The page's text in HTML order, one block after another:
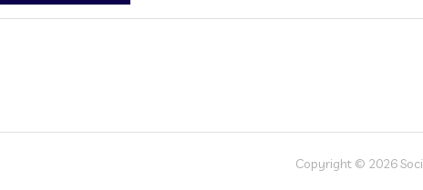
Copyright © 2026